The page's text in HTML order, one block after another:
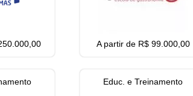
A partir de R$ 99.000,00
Educ. e Treinamento